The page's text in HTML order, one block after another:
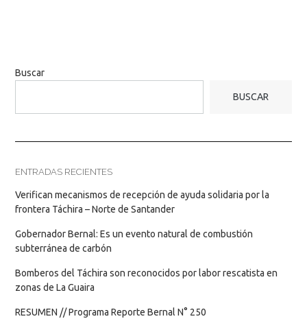
Buscar
BUSCAR
ENTRADAS RECIENTES
Verifican mecanismos de recepción de ayuda solidaria por la
frontera Táchira – Norte de Santander
Gobernador Bernal: Es un evento natural de combustión
subterránea de carbón
Bomberos del Táchira son reconocidos por labor rescatista en
zonas de La Guaira
RESUMEN // Programa Reporte Bernal N° 250